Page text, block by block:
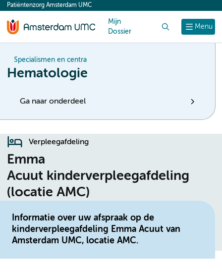
content
Menu
Patiëntenzorg Amsterdam UMC
Mijn
Dossier
Specialismen en centra
Hematologie
Ga naar onderdeel
Verpleegafdeling
Emma
Acuut kinderverpleegafdeling
(locatie AMC)
Informatie over uw afspraak op de
kinderverpleegafdeling Emma Acuut van
Amsterdam UMC, locatie AMC.